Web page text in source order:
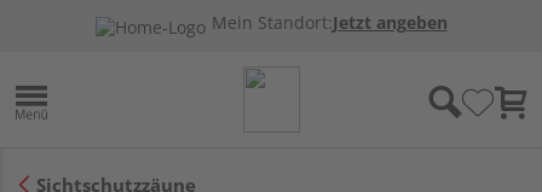
Mein Standort:Jetzt angeben
Sichtschutzzäune